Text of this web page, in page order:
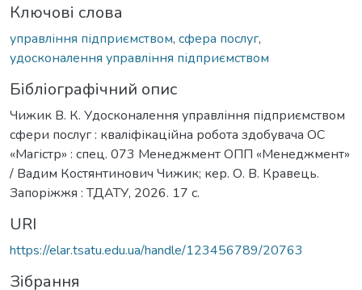
Ключові слова
управління підприємством, сфера послуг,
удосконалення управління підприємством
Бібліографічний опис
Чижик В. К. Удосконалення управління підприємством
сфери послуг : кваліфікаційна робота здобувача ОС
«Магістр» : спец. 073 Менеджмент ОПП «Менеджмент»
/ Вадим Костянтинович Чижик; кер. О. В. Кравець.
Запоріжжя : ТДАТУ, 2026. 17 с.
URI
https://elar.tsatu.edu.ua/handle/123456789/20763
Зібрання